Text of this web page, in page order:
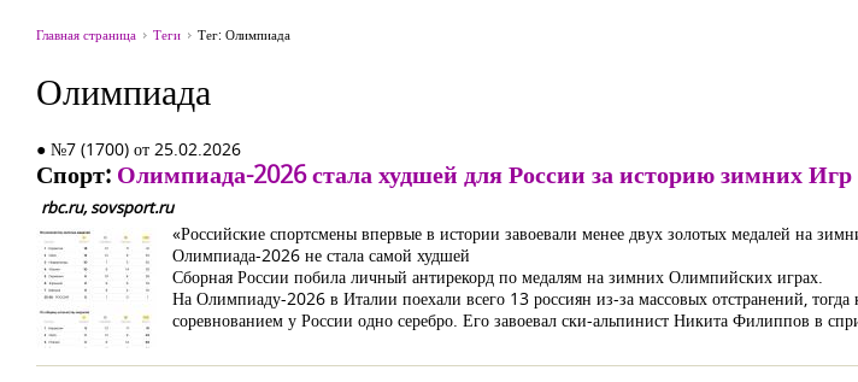
Главная страница Теги Тег: Олимпиада
Олимпиада
● №7 (1700) от 25.02.2026
Спорт: Олимпиада-2026 стала худшей для России за историю зимних Игр
rbc.ru, sovsport.ru
«Российские спортсмены впервые в истории завоевали менее двух золотых медалей на
Олимпиада-2026 не стала самой худшей
Сборная России побила личный антирекорд по медалям на зимних Олимпийских играх.
На Олимпиаду-2026 в Италии поехали всего 13 россиян из-за массовых отстранений,
соревнованием у России одно серебро. Его завоевал ски-альпинист Никита Филиппов в